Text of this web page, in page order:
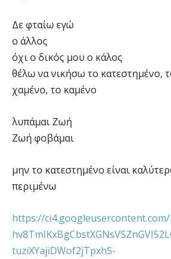
Δε φταίω εγώ
ο άλλος
όχι ο δικός μου ο κάλος
θέλω να νικήσω το κατεστημένο,
χαμένο, το καμένο
λυπάμαι Ζωή
Ζωή φοβάμαι
μην το κατεστημένο είναι
περιμένω
https://
tuziXYajiDWof2jTpxhS-